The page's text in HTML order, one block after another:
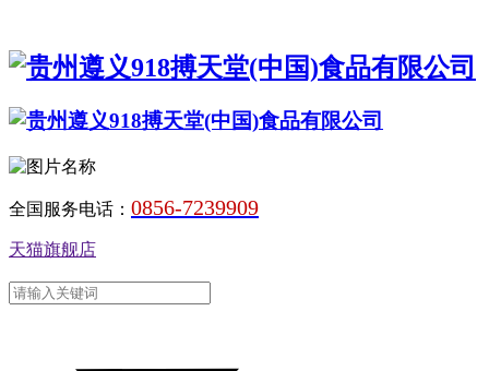
全国服务电话： 0856-7239909
天猫旗舰店